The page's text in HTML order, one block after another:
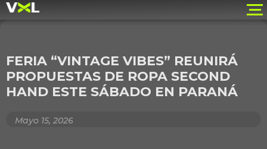
FERIA “VINTAGE VIBES” REUNIRÁ
PROPUESTAS DE ROPA SECOND
HAND ESTE SÁBADO EN PARANÁ
Mayo 15, 2026